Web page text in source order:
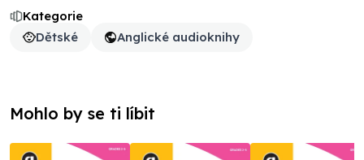
Kategorie
Dětské
Anglické audioknihy
Mohlo by se ti líbit